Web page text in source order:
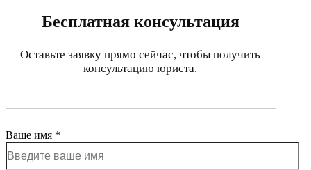
Бесплатная консультация
Оставьте заявку прямо сейчас, чтобы получить
консультацию юриста.
Ваше имя *